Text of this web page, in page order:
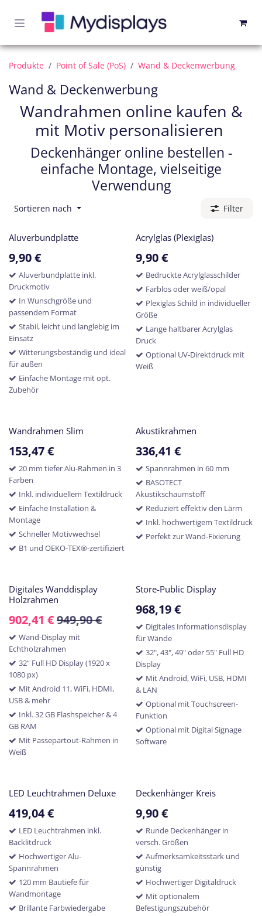
Produkte Point of Sale (PoS) Wand & Deckenwerbung
Wand & Deckenwerbung
Wandrahmen online kaufen &
mit Motiv personalisieren
Deckenhänger online bestellen -
einfache Montage, vielseitige
Verwendung
Sortieren nach Filter
Aluverbundplatte
9,90€
Aluverbundplatte inkl.
Druckmotiv
In Wunschgröße und
passendem Format
Stabil, leicht und langlebig im
Einsatz
Witterungsbeständig und ideal
für außen
Einfache Montage mit opt.
Zubehör
Acrylglas (Plexiglas)
9,90€
Bedruckte Acrylglasschilder
Farblos oder weiß/opal
Plexiglas Schild in individueller
Größe
Lange haltbarer Acrylglas
Druck
Optional UV-Direktdruck mit
Weiß
Wandrahmen Slim
153,47€
20 mm tiefer Alu-Rahmen in 3
Farben
Inkl. individuellem Textildruck
Einfache Installation &
Montage
Schneller Motivwechsel
B1 und OEKO-TEX®-zertifiziert
Akustikrahmen
336,41 €
Spannrahmen in 60 mm
BASOTECT
Akustikschaumstoff
Reduziert effektiv den Lärm
Inkl. hochwertigem Textildruck
Perfekt zur Wand-Fixierung
Digitales Wanddisplay
Holzrahmen
902,41 €949,90€
Wand-Display mit
Echtholzrahmen
32“ Full HD Display (1920 x
1080 px)
Mit Android 11, WiFi, HDMI,
USB & mehr
Inkl. 32 GB Flashspeicher & 4
GB RAM
Mit Passepartout-Rahmen in
Weiß
Store-Public Display
968,19€
Digitales Informationsdisplay
für Wände
32", 43", 49" oder 55" Full HD
Display
Mit Android, WiFi, USB, HDMI
& LAN
Optional mit Touchscreen-
Funktion
Optional mit Digital Signage
Software
LED Leuchtrahmen Deluxe
419,04€
LED Leuchtrahmen inkl.
Backlitdruck
Hochwertiger Alu-
Spannrahmen
120 mm Bautiefe für
Wandmontage
Brillante Farbwiedergabe
​Deckenhänger Kreis
9,90€
Runde Deckenhänger in
versch. Größen
Aufmerksamkeitsstark und
günstig
Hochwertiger Digitaldruck
Mit optionalem
Befestigungszubehör